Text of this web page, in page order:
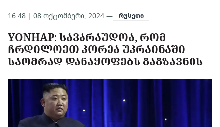
16:48 | 08 ოქტომბერი, 2024 — რუსეთი
YONHAP: ᲡᲐᲕᲐᲠᲐᲣᲓᲝᲐ, ᲠᲝᲛ
ᲩᲠᲓᲘᲚᲝᲔᲗ ᲙᲝᲠᲔᲐ ᲣᲙᲠᲐᲘᲜᲐᲨᲘ
ᲡᲐᲝᲛᲠᲐᲓ ᲓᲐᲜᲐᲧᲝᲤᲔᲑᲡ ᲒᲐᲒᲖᲐᲕᲜᲘᲡ